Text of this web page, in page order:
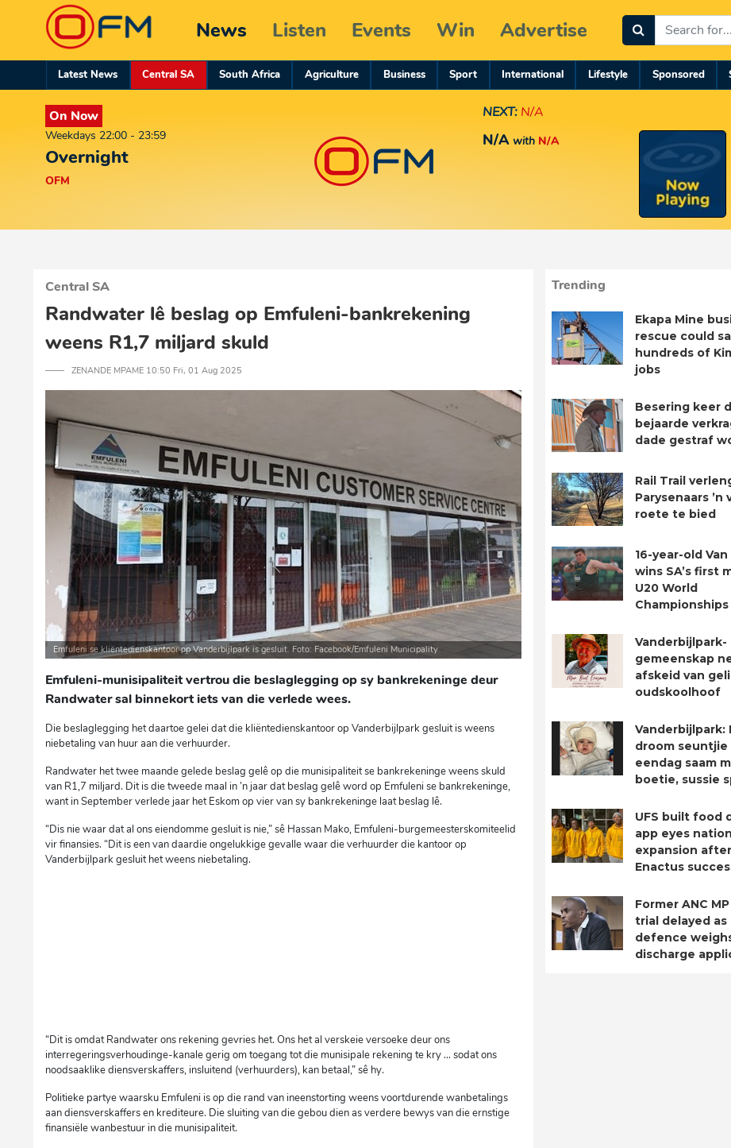
News Listen Events Win Advertise
Latest News Central SA South Africa Agriculture Business Sport International Lifestyle Sponsored
On Now
Weekdays 22:00 - 23:59
Overnight
OFM
NEXT: N/A
N/A with N/A
Central SA
Randwater lê beslag op Emfuleni-bankrekening
weens R1,7 miljard skuld
─── ZENANDE MPAME 10:50 Fri, 01 Aug 2025
Emfuleni se kliëntedienskantoor op Vanderbijlpark is gesluit. Foto: Facebook/Emfuleni Municipality
Emfuleni-munisipaliteit vertrou die beslaglegging op sy bankrekeninge deur
Randwater sal binnekort iets van die verlede wees.
Die beslaglegging het daartoe gelei dat die kliëntedienskantoor op Vanderbijlpark gesluit is weens
niebetaling van huur aan die verhuurder.
Randwater het twee maande gelede beslag gelê op die munisipaliteit se bankrekeninge weens skuld
van R1,7 miljard. Dit is die tweede maal in ’n jaar dat beslag gelê word op Emfuleni se bankrekeninge,
want in September verlede jaar het Eskom op vier van sy bankrekeninge laat beslag lê.
“Dis nie waar dat al ons eiendomme gesluit is nie,” sê Hassan Mako, Emfuleni-burgemeesterskomiteelid
vir finansies. “Dit is een van daardie ongelukkige gevalle waar die verhuurder die kantoor op
Vanderbijlpark gesluit het weens niebetaling.
“Dit is omdat Randwater ons rekening gevries het. Ons het al verskeie versoeke deur ons
interregeringsverhoudinge-kanale gerig om toegang tot die munisipale rekening te kry … sodat ons
noodsaaklike diensverskaffers, insluitend (verhuurders), kan betaal,” sê hy.
Politieke partye waarsku Emfuleni is op die rand van ineenstorting weens voortdurende wanbetalings
aan diensverskaffers en krediteure. Die sluiting van die gebou dien as verdere bewys van die ernstige
finansiële wanbestuur in die munisipaliteit.
Trending
Ekapa Mine
rescue could
hundreds of
jobs
Besering keer
bejaarde
dade gestraf
Rail Trail
Parysenaars ’n
roete te bied
16-year-old Van
wins SA’s first
U20 World
Championships
Vanderbijlpark-
gemeenskap
afskeid van
oudskoolhoof
Vanderbijlpark:
droom seuntjie
eendag saam
boetie, sussie
UFS built food
app eyes
expansion after
Enactus
Former ANC
trial delayed as
defence
discharge